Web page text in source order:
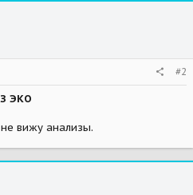
#2
ЭКО
вижу анализы.